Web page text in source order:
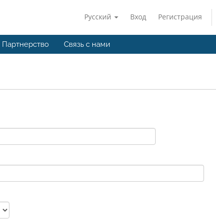
Русский Вход Регистрация
Партнерство Связь с нами